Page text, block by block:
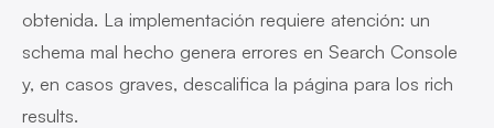
obtenida. La implementación requiere atención: un
schema mal hecho genera errores en Search Console
y, en casos graves, descalifica la página para los rich
results.